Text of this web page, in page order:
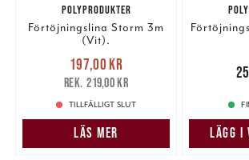
POLYPRODUKTER
Förtöjningslina Storm 3m
(Vit).
Nuvarande pris
197,00 krTidigare pris
219,00 kr
197,00 kr
219,00 kr
TILLFÄLLIGT SLUT
LÄS MER LÄGG I